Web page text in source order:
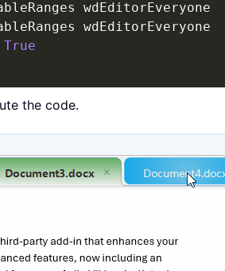
wdEditorEveryone
wdEditorEveryone
True
the code.